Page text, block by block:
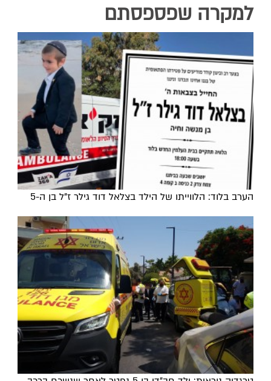
למקרה שפספסתם
הערב בלוד: הלווייתו של הילד בצלאל דוד גילר ז"ל בן ה-5